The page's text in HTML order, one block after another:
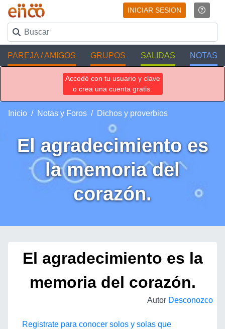
INICIAR SESION
PAREJA / AMIGOS GRUPOS SALIDAS NOTAS
Accedé con tu usuario y clave
o crea una cuenta gratis.
Inicio Notas y Foros Dichos y proverbios
El agradecimiento es
la memoria del
corazón.
El agradecimiento es la
memoria del corazón.
Autor Desconozco
Registrate para conocer solos y solas que